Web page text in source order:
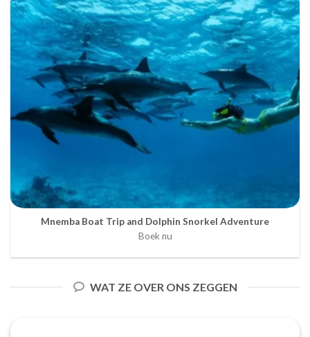
Mnemba Boat Trip and Dolphin Snorkel Adventure
Boek nu
WAT ZE OVER ONS ZEGGEN